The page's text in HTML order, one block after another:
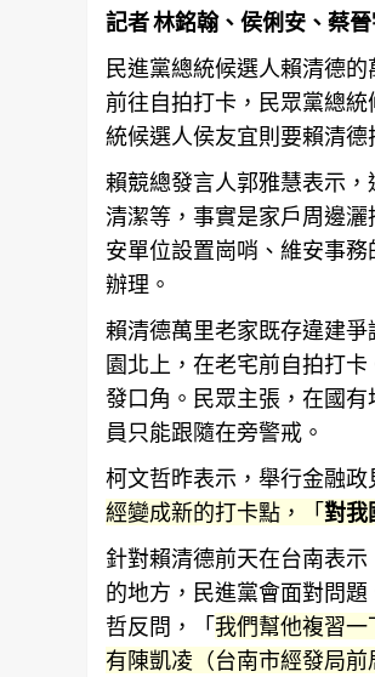
記者 林銘翰、侯俐安、蔡
民進黨總統候選人賴清德的
前往自拍打卡，民眾黨總
統候選人侯友宜則要賴清
賴競總發言人郭雅慧表示
清潔等，事實是家戶周邊
安單位設置崗哨、維安事
辦理。
賴清德萬里老家既存違建
園北上，在老宅前自拍打
發口角。民眾主張，在國
員只能跟隨在旁警戒。
柯文哲昨表示，舉行金融政
經變成新的打卡點，「對我
針對賴清德前天在台南表示
的地方，民進黨會面對問
哲反問，「我們幫他複習
有陳凱凌（台南市經發局